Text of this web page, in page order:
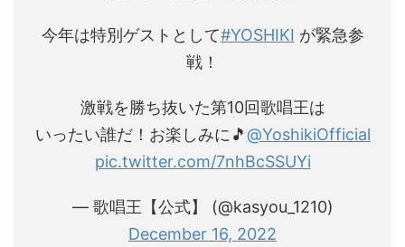
今年は特別ゲストとして#YOSHIKI が緊急参
戦！
激戦を勝ち抜いた第10回歌唱王は
いったい誰だ！お楽しみに🎵 @YoshikiOfficial
pic.twitter.com/7nhBcSSUYi
— 歌唱王【公式】 (@kasyou_1210)
December 16, 2022